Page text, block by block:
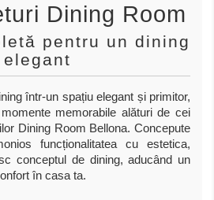
Dining Room
pentru un dining
elegant
într-un spațiu elegant și primitor,
memorabile alături de cei
Dining Room Bellona. Concepute
funcționalitatea cu estetica,
conceptul de dining, aducând un
în casa ta.